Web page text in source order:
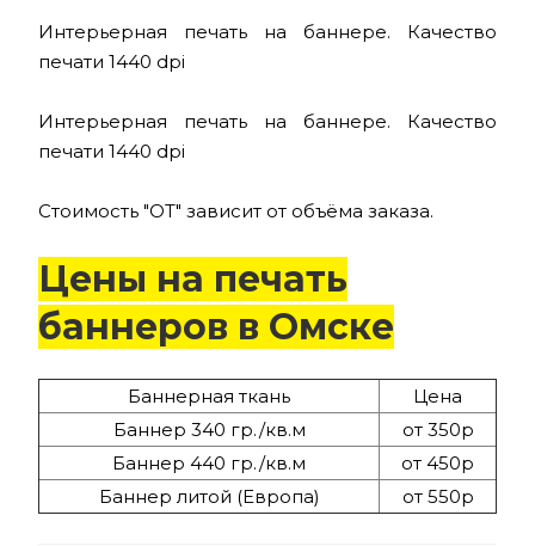
Интерьерная печать на баннере. Качество
печати 1440 dpi
Интерьерная печать на баннере. Качество
печати 1440 dpi
Стоимость "ОТ" зависит от объёма заказа.
Цены на печать
баннеров в Омске
Баннерная ткань
Цена
Баннер 340 гр./кв.м
от 350р
Баннер 440 гр./кв.м
от 450р
Баннер литой (Европа)
от 550р